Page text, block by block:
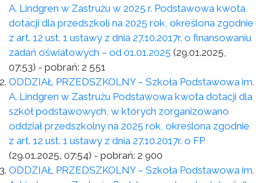
A. Lindgren w Zastrużu w 2025 r. Podstawowa kwota
dotacji dla przedszkoli na 2025 rok, określona zgodnie
z art. 12 ust. 1 ustawy z dnia 27.10.2017r. o finansowaniu
zadań oświatowych – od 01.01.2025 (29.01.2025,
07:53) - pobrań: 2 551
ODDZIAŁ PRZEDSZKOLNY – Szkoła Podstawowa im.
A. Lindgren w Zastrużu Podstawowa kwota dotacji dla
szkół podstawowych, w których zorganizowano
oddział przedszkolny na 2025 rok, określona zgodnie
z art. 12 ust. 1 ustawy z dnia 27.10.2017r. o FP
(29.01.2025, 07:54) - pobrań: 2 900
ODDZIAŁ PRZEDSZKOLNY – Szkoła Podstawowa im.